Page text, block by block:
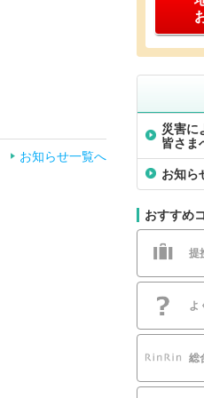
お知らせ一覧へ
災害に
皆さま
お知ら
おすすめ
提
よ
総